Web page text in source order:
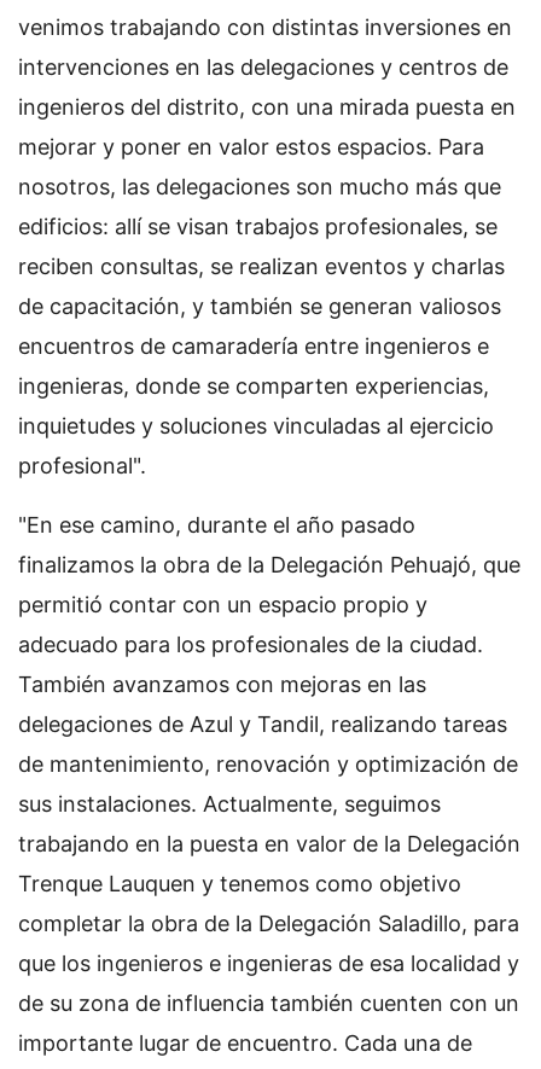
venimos trabajando con distintas inversiones en
intervenciones en las delegaciones y centros de
ingenieros del distrito, con una mirada puesta en
mejorar y poner en valor estos espacios. Para
nosotros, las delegaciones son mucho más que
edificios: allí se visan trabajos profesionales, se
reciben consultas, se realizan eventos y charlas
de capacitación, y también se generan valiosos
encuentros de camaradería entre ingenieros e
ingenieras, donde se comparten experiencias,
inquietudes y soluciones vinculadas al ejercicio
profesional".
"En ese camino, durante el año pasado
finalizamos la obra de la Delegación Pehuajó, que
permitió contar con un espacio propio y
adecuado para los profesionales de la ciudad.
También avanzamos con mejoras en las
delegaciones de Azul y Tandil, realizando tareas
de mantenimiento, renovación y optimización de
sus instalaciones. Actualmente, seguimos
trabajando en la puesta en valor de la Delegación
Trenque Lauquen y tenemos como objetivo
completar la obra de la Delegación Saladillo, para
que los ingenieros e ingenieras de esa localidad y
de su zona de influencia también cuenten con un
importante lugar de encuentro. Cada una de